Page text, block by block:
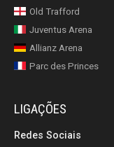
Old Trafford
Juventus Arena
Allianz Arena
Parc des Princes
LIGAÇÕES
Redes Sociais